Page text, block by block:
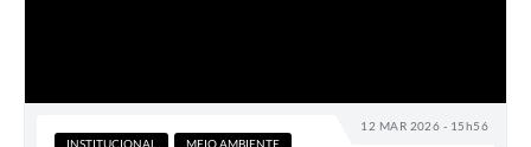
12 MAR 2026 - 15h56
INSTITUCIONAL
MEIO AMBIENTE